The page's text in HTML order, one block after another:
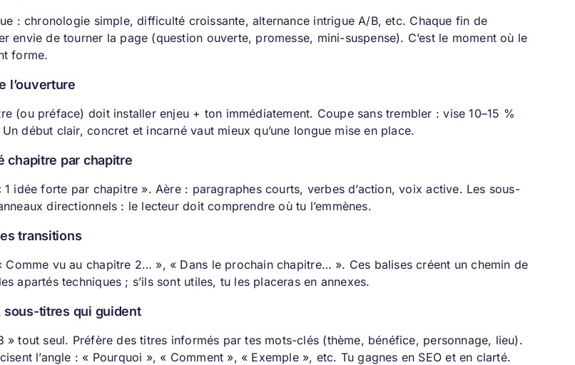
: chronologie simple, difficulté croissante, alternance intrigue A/B, etc. Chaque fin de
envie de tourner la page (question ouverte, promesse, mini-suspense). C’est le moment où le
forme.
l’ouverture
(ou préface) doit installer enjeu + ton immédiatement. Coupe sans trembler : vise 10–15 %
début clair, concret et incarné vaut mieux qu’une longue mise en place.
par chapitre
idée forte par chapitre ». Aère : paragraphes courts, verbes d’action, voix active. Les sous-
directionnels : le lecteur doit comprendre où tu l’emmènes.
transitions
Comme vu au chapitre 2… », « Dans le prochain chapitre… ». Ces balises créent un chemin de
apartés techniques ; s’ils sont utiles, tu les placeras en annexes.
titres qui guident
» tout seul. Préfère des titres informés par tes mots-clés (thème, bénéfice, personnage, lieu).
l’angle : « Pourquoi », « Comment », « Exemple », etc. Tu gagnes en SEO et en clarté.